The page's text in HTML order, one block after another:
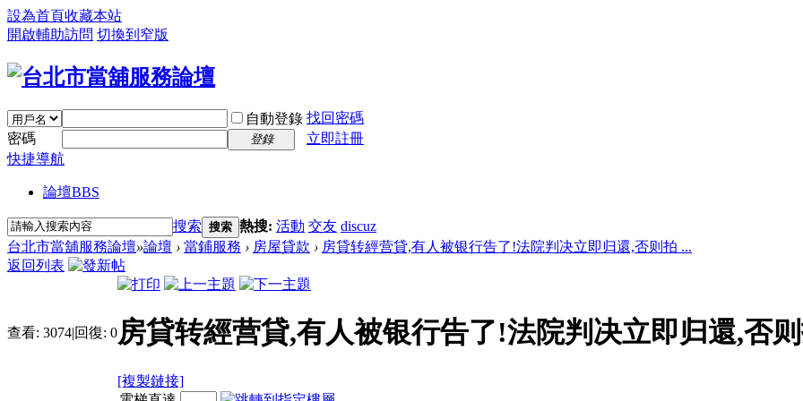
設為首頁收藏本站
開啟輔助訪問 切換到窄版
自動登錄 找回密碼
密碼
登錄
立即註冊
快捷導航
論壇BBS
搜索 搜索 熱搜: 活動 交友 discuz
台北市當舖服務論壇»論壇 › 當鋪服務 › 房屋貸款 › 房貸转經营貸,有人被银行告了!法院判决立即归還,否则拍 ...
返回列表
查看: 3074|回復: 0房貸转經营貸,有人被银行告了!法院判决立即归還,否
[複製鏈接]